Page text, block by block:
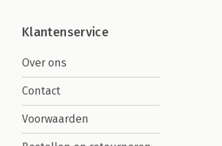
Klantenservice
Over ons
Contact
Voorwaarden